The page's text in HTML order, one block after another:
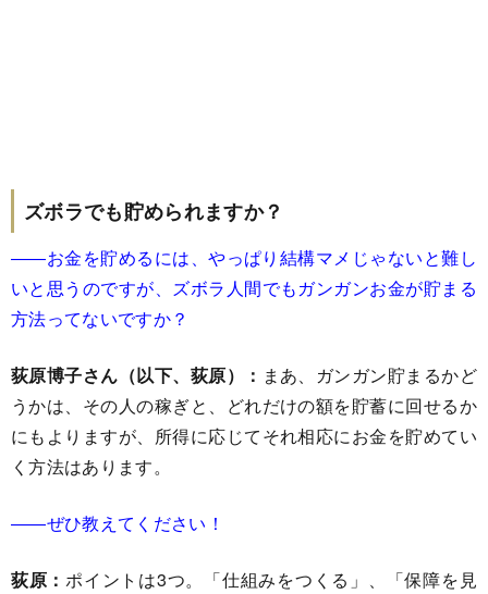
ズボラでも貯められますか？
――お金を貯めるには、やっぱり結構マメじゃないと難し
いと思うのですが、ズボラ人間でもガンガンお金が貯まる
方法ってないですか？
荻原博子さん（以下、荻原）： まあ、ガンガン貯まるかど
うかは、その人の稼ぎと、どれだけの額を貯蓄に回せるか
にもよりますが、所得に応じてそれ相応にお金を貯めてい
く方法はあります。
――ぜひ教えてください！
荻原：ポイントは3つ。「仕組みをつくる」、「保障を見